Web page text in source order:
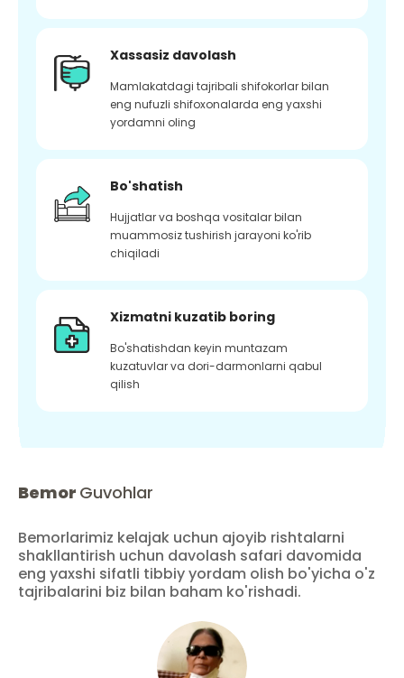
Xassasiz davolash
Mamlakatdagi tajribali shifokorlar bilan
eng nufuzli shifoxonalarda eng yaxshi
yordamni oling
Bo'shatish
Hujjatlar va boshqa vositalar bilan
muammosiz tushirish jarayoni ko'rib
chiqiladi
Xizmatni kuzatib boring
Bo'shatishdan keyin muntazam
kuzatuvlar va dori-darmonlarni qabul
qilish
Bemor Guvohlar
Bemorlarimiz kelajak uchun ajoyib rishtalarni
shakllantirish uchun davolash safari davomida
eng yaxshi sifatli tibbiy yordam olish bo'yicha o'z
tajribalarini biz bilan baham ko'rishadi.